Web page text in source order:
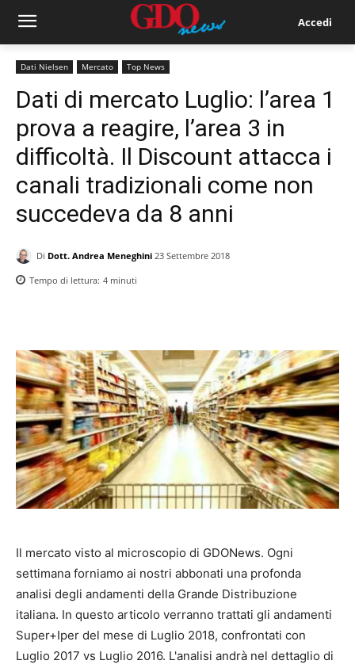
Accedi
Dati Nielsen Mercato Top News
Dati di mercato Luglio: l’area 1
prova a reagire, l’area 3 in
difficoltà. Il Discount attacca i
canali tradizionali come non
succedeva da 8 anni
Di Dott. Andrea Meneghini 23 Settembre 2018
Tempo di lettura: 4 minuti
Il mercato visto al microscopio di GDONews. Ogni
settimana forniamo ai nostri abbonati una profonda
analisi degli andamenti della Grande Distribuzione
italiana. In questo articolo verranno trattati gli andamenti
Super+Iper del mese di Luglio 2018, confrontati con
Luglio 2017 vs Luglio 2016. L'analisi andrà nel dettaglio di